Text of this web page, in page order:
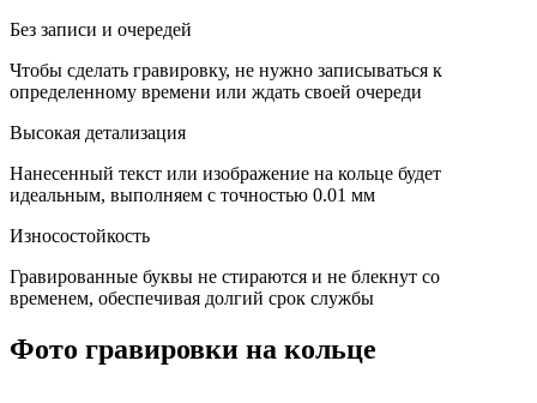
Без записи и очередей
Чтобы сделать гравировку, не нужно записываться к
определенному времени или ждать своей очереди
Высокая детализация
Нанесенный текст или изображение на кольце будет
идеальным, выполняем с точностью 0.01 мм
Износостойкость
Гравированные буквы не стираются и не блекнут со
временем, обеспечивая долгий срок службы
Фото гравировки на кольце